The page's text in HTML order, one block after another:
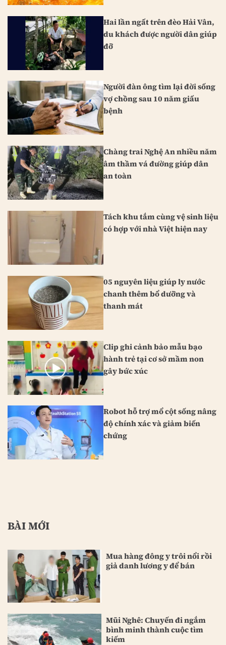
Hai lần ngất trên đèo Hải Vân,
du khách được người dân giúp
đỡ
Người đàn ông tìm lại đời sống
vợ chồng sau 10 năm giấu
bệnh
Chàng trai Nghệ An nhiều năm
âm thầm vá đường giúp dân
an toàn
Tách khu tắm cùng vệ sinh liệu
có hợp với nhà Việt hiện nay
05 nguyên liệu giúp ly nước
chanh thêm bổ dưỡng và
thanh mát
Clip ghi cảnh bảo mẫu bạo
hành trẻ tại cơ sở mầm non
gây bức xúc
Robot hỗ trợ mổ cột sống nâng
độ chính xác và giảm biến
chứng
BÀI MỚI
Mua hàng đông y trôi nổi rồi
giả danh lương y để bán
Mũi Nghê: Chuyến đi ngắm
bình minh thành cuộc tìm
kiếm